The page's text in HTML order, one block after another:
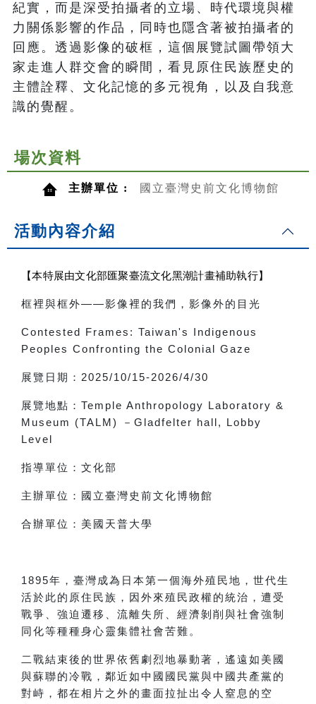
紀實，而是深受拍攝者的立場、時代環境與權
力關係影響的作品，同時也隱含著被拍攝者的
回應。透過影像的破框，這個展覽試圖帶領大
家走進人群交會的瞬間，看見原住民族歷史的
主體詮釋、文化記憶的多元視角，以及自我意
識的覺醒。
場次資料
主辦單位 : 國立臺灣史前文化博物館
活動內容介紹
【本特展由文化部匯聚臺流文化黑潮計畫補助執行】
框裡與框外——影像裡的我們，影像外的目光
Contested Frames: Taiwan's Indigenous
Peoples Confronting the Colonial Gaze
展覽日期： 2025/10/15-2026/4/30
展覽地點： Temple Anthropology Laboratory &
Museum (TALM)
－ Gladfelter hall, Lobby
Level
指導單位：文化部
主辦單位：國立臺灣史前文化博物館
合辦單位：美國天普大學
1895年，臺灣成為日本第一個海外殖民地，世代生
活於此的原住民族，因外來殖民政權的統治，遭受
戰爭、強迫遷移、流離失所、經濟剝削與社會強制
同化等種種身心靈集體社會苦難。
二戰結束後的世界依舊劇烈地暴動著，遙遠如美國
與蘇聯的冷戰，鄰近如中國國民黨與中國共產黨的
對峙，都在相片之外的畫面拉扯出令人窒息的空